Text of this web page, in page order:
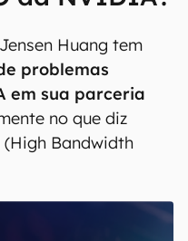
Huang tem
problemas
em sua parceria
no que diz
Bandwidth